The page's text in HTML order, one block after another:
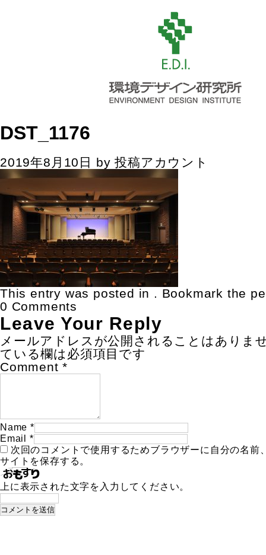
DST_1176
2019年8月10日 by投稿アカウント
This entry was posted in . Bookmark the
0 Comments
Leave Your Reply
メールアドレスが公開されることはありま
ている欄は必須項目です
Comment *
Name *
Email
*
次回のコメントで使用するためブラウザーに自分の名前
サイトを保存する。
上に表示された文字を入力してください。